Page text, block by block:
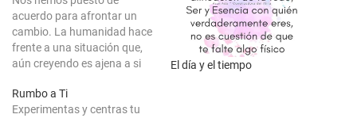
acuerdo para afrontar un
cambio. La humanidad hace
frente a una situación que,
aún creyendo es ajena a si
algo que venía necesitando y
pidiendo. El subconsciente
El día y el tiempo
Rumbo a Ti
Experimentas y centras tu